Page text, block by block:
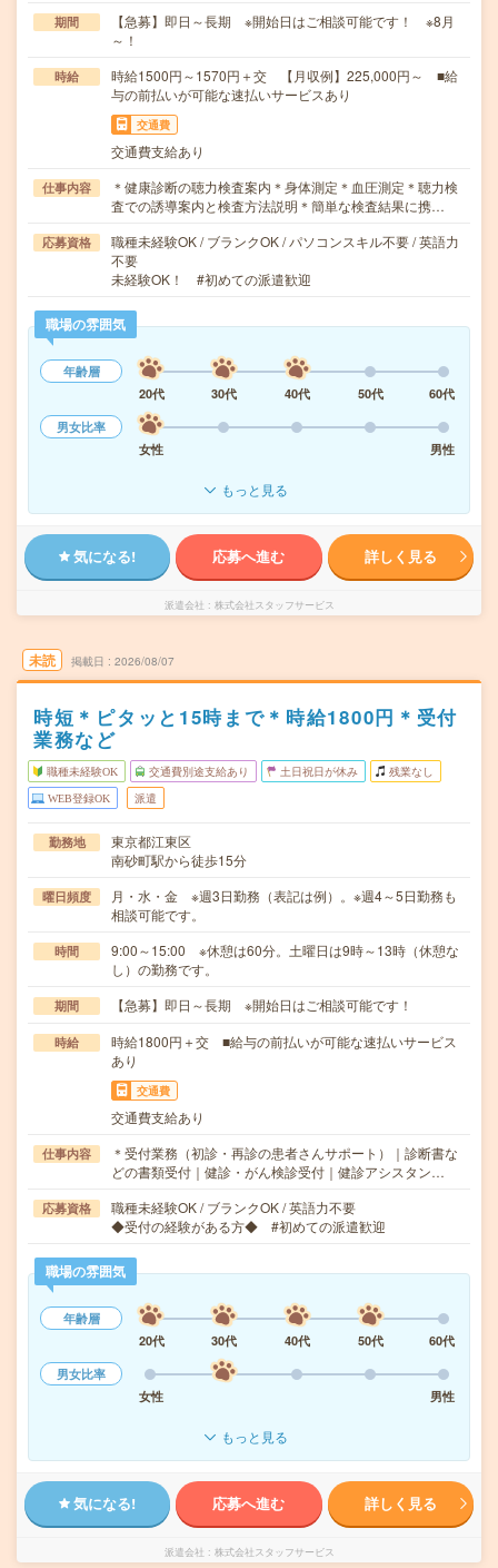
期間
【急募】即日～長期 ※開始日はご相談可能です！ ※8月
～！
時給
時給1500円～1570円＋交 【月収例】225,000円～ ■給
与の前払いが可能な速払いサービスあり
交通費
交通費支給あり
仕事内容
＊健康診断の聴力検査案内＊身体測定＊血圧測定＊聴力検
査での誘導案内と検査方法説明＊簡単な検査結果に携…
応募資格
職種未経験OK / ブランクOK / パソコンスキル不要 / 英語力
不要
未経験OK！ #初めての派遣歓迎
職場の雰囲気
年齢層
20代
30代 40代 50代
60代
男女比率
女性
男性
もっと見る
気になる! 応募へ進む 詳しく見る
派遣会社 株式会社スタッフサービス
未読 掲載日 2026/08/07
時短＊ピタッと15時まで＊時給1800円＊受付
業務など
職種未経験OK 交通費別途支給あり 土日祝日が休み 残業なし
WEB登録OK 派遣
勤務地
東京都江東区
南砂町駅から徒歩15分
曜日頻度
月・水・金 ※週3日勤務（表記は例）。※週4～5日勤務も
相談可能です。
時間
9:00～15:00 ※休憩は60分。土曜日は9時～13時（休憩な
し）の勤務です。
期間 【急募】即日～長期 ※開始日はご相談可能です！
時給
時給1800円＋交 ■給与の前払いが可能な速払いサービス
あり
交通費
交通費支給あり
仕事内容
＊受付業務（初診・再診の患者さんサポート）｜診断書な
どの書類受付｜健診・がん検診受付｜健診アシスタン…
応募資格
職種未経験OK / ブランクOK / 英語力不要
◆受付の経験がある方◆ #初めての派遣歓迎
職場の雰囲気
年齢層
20代
30代 40代 50代
60代
男女比率
女性
男性
もっと見る
気になる! 応募へ進む 詳しく見る
派遣会社 株式会社スタッフサービス